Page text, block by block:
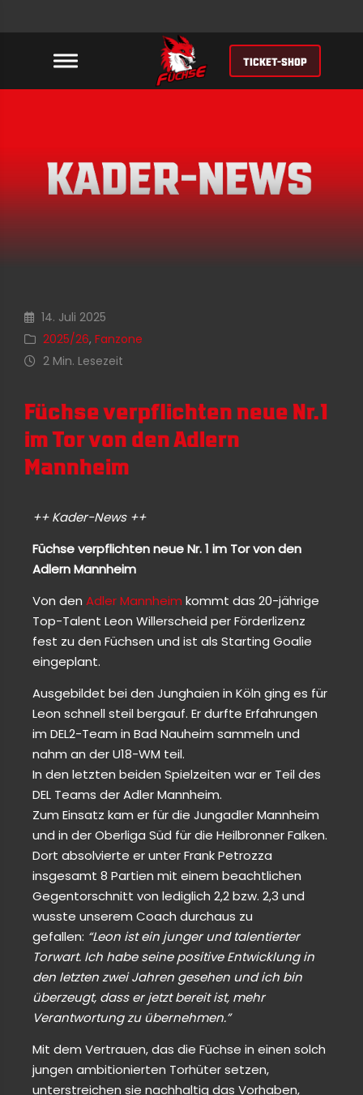
TICKET-SHOP
14. Juli 2025
2025/26, Fanzone
2 Min. Lesezeit
Füchse verpflichten neue Nr. 1
im Tor von den Adlern
Mannheim
++ Kader-News ++
Füchse verpflichten neue Nr. 1 im Tor von den
Adlern Mannheim
Von den Adler Mannheim kommt das 20-jährige
Top-Talent Leon Willerscheid per Förderlizenz
fest zu den Füchsen und ist als Starting Goalie
eingeplant.
Ausgebildet bei den Junghaien in Köln ging es für
Leon schnell steil bergauf. Er durfte Erfahrungen
im DEL2-Team in Bad Nauheim sammeln und
nahm an der U18-WM teil.
In den letzten beiden Spielzeiten war er Teil des
DEL Teams der Adler Mannheim.
Zum Einsatz kam er für die Jungadler Mannheim
und in der Oberliga Süd für die Heilbronner Falken.
Dort absolvierte er unter Frank Petrozza
insgesamt 8 Partien mit einem beachtlichen
Gegentorschnitt von lediglich 2,2 bzw. 2,3 und
wusste unserem Coach durchaus zu
gefallen: “Leon ist ein junger und talentierter
Torwart. Ich habe seine positive Entwicklung in
den letzten zwei Jahren gesehen und ich bin
überzeugt, dass er jetzt bereit ist, mehr
Verantwortung zu übernehmen.”
Mit dem Vertrauen, das die Füchse in einen solch
jungen ambitionierten Torhüter setzen,
unterstreichen sie nachhaltig das Vorhaben,